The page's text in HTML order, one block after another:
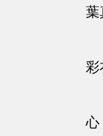
葉
彩
心